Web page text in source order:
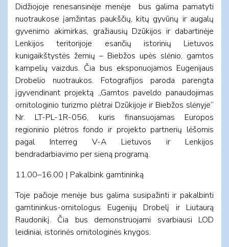
Didžiojoje renesansinėje menėje bus galima pamatyti
nuotraukose įamžintas paukščių, kitų gyvūnų ir augalų
gyvenimo akimirkas, gražiausių Dzūkijos ir dabartinėje
Lenkijos teritorijoje esančių istorinių Lietuvos
kunigaikštystės žemių – Biebžos upės slėnio, gamtos
kampelių vaizdus. Čia bus eksponuojamos Eugenijaus
Drobelio nuotraukos. Fotografijos paroda parengta
įgyvendinant projektą „Gamtos paveldo panaudojimas
ornitologinio turizmo plėtrai Dzūkijoje ir Biebžos slėnyje”
Nr. LT-PL-1R-056, kuris finansuojamas Europos
regioninio plėtros fondo ir projekto partnerių lėšomis
pagal Interreg V-A Lietuvos ir Lenkijos
bendradarbiavimo per sieną programą.
11.00–16.00 | Pakalbink gamtininką
Toje pačioje menėje bus galima susipažinti ir pakalbinti
gamtininkus-ornitologus Eugenijų Drobelį ir Liutaurą
Raudonikį. Čia bus demonstruojami svarbiausi LOD
leidiniai, istorinės ornitologinės knygos.